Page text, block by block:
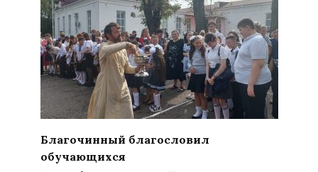
Благочинный благословил
обучающихся